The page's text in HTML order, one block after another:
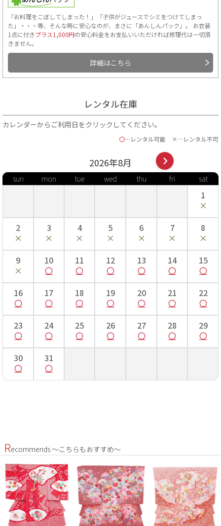
「お料理をこぼしてしまった！」「子供がジュースでシミをつけてしまっ
た」・・・等、そんな時に安心なのが、まさに「あんしんパック」。 お衣装
1点に付きプラス1,000円の安心料金をお支払いいただければ修理代は一切頂
きません。
詳細はこちら
レンタル在庫
カレンダーからご利用日をクリックしてください。
〇…レンタル可能 ×…レンタル不可
2026年8月
sun mon tue wed thu fri sat
1
2 3 4 5 6 7 8
9 10 11 12 13 14 15
16 17 18 19 20 21 22
23 24 25 26 27 28 29
30 31
Recommends ～こちらもおすすめ～